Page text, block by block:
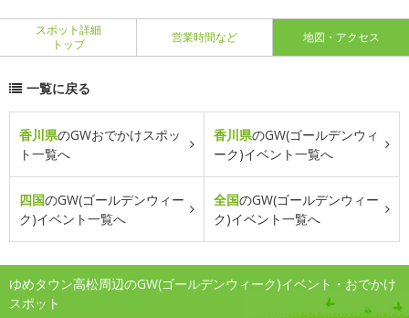
スポット詳細
トップ
営業時間など 地図・アクセス
一覧に戻る
香川県のGWおでかけスポッ
ト一覧へ
香川県のGW(ゴールデンウィ
ーク)イベント一覧へ
四国のGW(ゴールデンウィー
ク)イベント一覧へ
全国のGW(ゴールデンウィー
ク)イベント一覧へ
ゆめタウン高松周辺のGW(ゴールデンウィーク)イベント・おでかけ
スポット